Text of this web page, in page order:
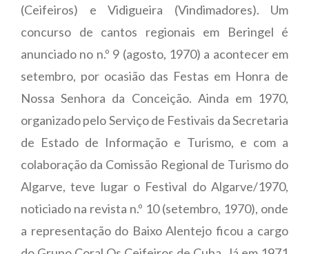
(Ceifeiros) e Vidigueira (Vindimadores). Um
concurso de cantos regionais em Beringel é
anunciado no n.º 9 (agosto, 1970) a acontecer em
setembro, por ocasião das Festas em Honra de
Nossa Senhora da Conceição. Ainda em 1970,
organizado pelo Serviço de Festivais da Secretaria
de Estado de Informação e Turismo, e com a
colaboração da Comissão Regional de Turismo do
Algarve, teve lugar o Festival do Algarve/1970,
noticiado na revista n.º 10 (setembro, 1970), onde
a representação do Baixo Alentejo ficou a cargo